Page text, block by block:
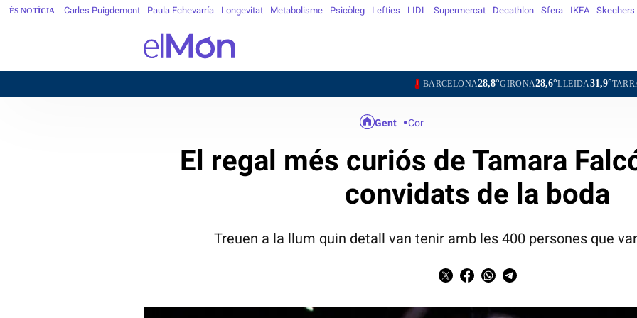
ÉS NOTÍCIA Carles Puigdemont Paula Echevarría Longevitat Metabolisme Psicòleg Lefties LIDL Supermercat Decathlon Sfera IKEA Skechers
28,8°GIRONA28,6°LLEIDA31,9°TARRAGONA28,4°
Gent Cor
El regal més curiós de Tamara
convidats de la boda
Treuen a la llum quin detall van tenir amb les 400 persones que